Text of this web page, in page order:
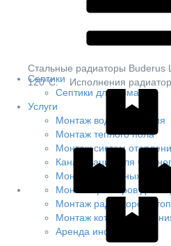
Септики
Септики для дома
Услуги
Монтаж водоснабжения
Монтаж теплого пола
Монтаж систем
Канализация для
Монтаж котельных
Монтаж фильтров для
Монтаж радиаторов
Монтаж котлов
Аренда инструмента
Стальные радиаторы Buderus
120°С. Исполнения